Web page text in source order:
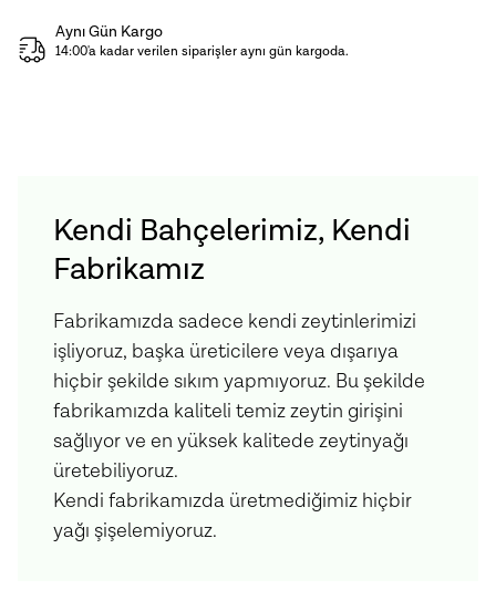
Ürün İçeriği:Yeşil Mercimek
Aynı Gün Kargo
14:00'a kadar verilen siparişler aynı gün kargoda.
Kendi Bahçelerimiz, Kendi
Fabrikamız
Fabrikamızda sadece kendi zeytinlerimizi
işliyoruz, başka üreticilere veya dışarıya
hiçbir şekilde sıkım yapmıyoruz. Bu şekilde
fabrikamızda kaliteli temiz zeytin girişini
sağlıyor ve en yüksek kalitede zeytinyağı
üretebiliyoruz.
Kendi fabrikamızda üretmediğimiz hiçbir
yağı şişelemiyoruz.